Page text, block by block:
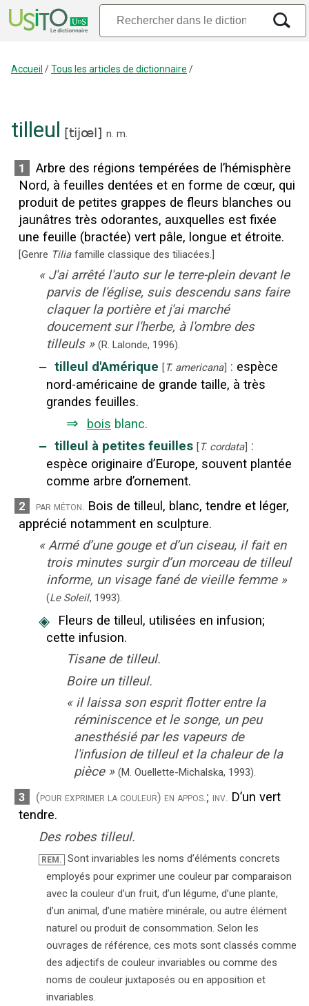
Accueil /Tous les articles de dictionnaire /
tilleul [tijœl ] n. m.
1
Arbre des régions tempérées de l’hémisphère
Nord, à feuilles dentées et en forme de cœur, qui
produit de petites grappes de fleurs blanches ou
jaunâtres très odorantes, auxquelles est fixée
une feuille (bractée) vert pâle, longue et étroite.
[Genre Tilia famille classique des tiliacées.]
« J'ai arrêté l'auto sur le terre-plein devant le
parvis de l'église, suis descendu sans faire
claquer la portière et j'ai marché
doucement sur l'herbe, à l'ombre des
tilleuls » (R. Lalonde, 1996).
‒ tilleul d'Amérique [T. americana] : espèce
nord-américaine de grande taille, à très
grandes feuilles.
⇒ bois blanc.
‒ tilleul à petites feuilles [T. cordata] :
espèce originaire d’Europe, souvent plantée
comme arbre d’ornement.
2 par méton. Bois de tilleul, blanc, tendre et léger,
apprécié notamment en sculpture.
« Armé d’une gouge et d’un ciseau, il fait en
trois minutes surgir d’un morceau de tilleul
informe, un visage fané de vieille femme »
(Le Soleil, 1993).
◈ Fleurs de tilleul, utilisées en infusion;
cette infusion.
Tisane de tilleul.
Boire un tilleul.
« il laissa son esprit flotter entre la
réminiscence et le songe, un peu
anesthésié par les vapeurs de
l'infusion de tilleul et la chaleur de la
pièce » (M. Ouellette-Michalska, 1993).
3 (pour exprimer la couleur) en appos.; inv. D’un vert
tendre.
Des robes tilleul.
REM.
Sont invariables les noms d’éléments concrets
employés pour exprimer une couleur par comparaison
avec la couleur d’un fruit, d’un légume, d’une plante,
d’un animal, d’une matière minérale, ou autre élément
naturel ou produit de consommation. Selon les
ouvrages de référence, ces mots sont classés comme
des adjectifs de couleur invariables ou comme des
noms de couleur juxtaposés ou en apposition et
invariables.